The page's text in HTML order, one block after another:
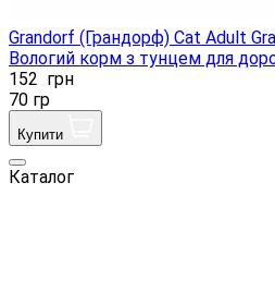
Grandorf (Грандорф) Cat Adult
Вологий корм з тунцем для
152 грн
70 гр
Купити
Каталог